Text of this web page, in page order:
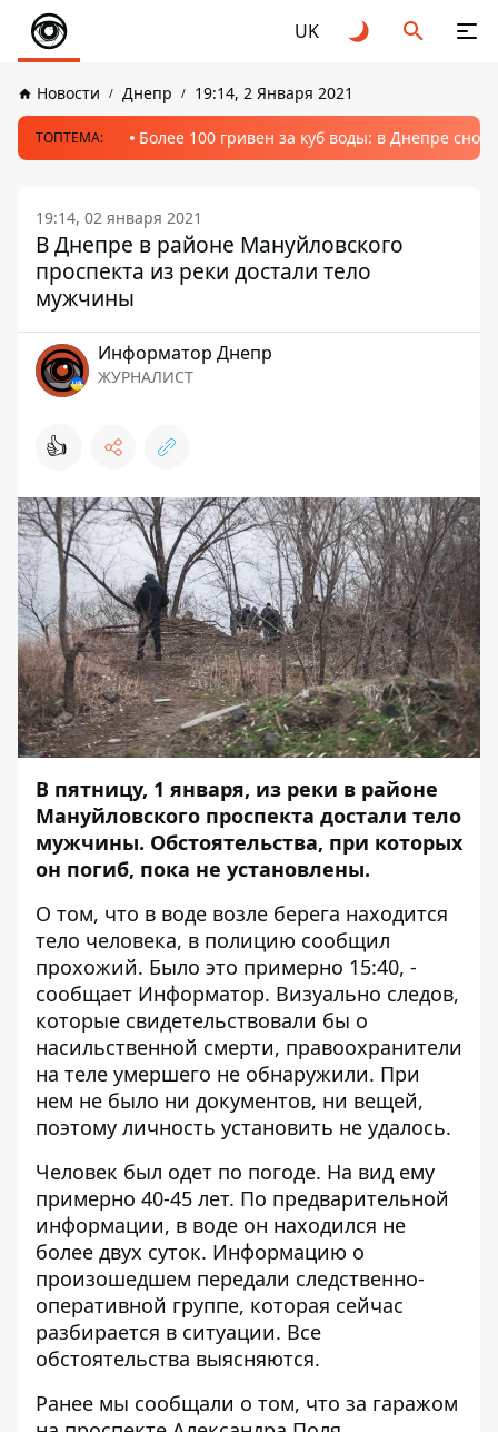
UK
Новости Днепр 19:14, 2 Января 2021
ТОПТЕМА: Более 100 гривен за куб воды: в Днепре
19:14, 02 января 2021
В Днепре в районе Мануйловского
проспекта из реки достали тело
мужчины
Информатор Днепр
ЖУРНАЛИСТ
👍
В пятницу, 1 января, из реки в районе
Мануйловского проспекта достали тело
мужчины. Обстоятельства, при которых
он погиб, пока не установлены.
О том, что в воде возле берега находится
тело человека, в полицию сообщил
прохожий. Было это примерно 15:40, -
сообщает Информатор. Визуально следов,
которые свидетельствовали бы о
насильственной смерти, правоохранители
на теле умершего не обнаружили. При
нем не было ни документов, ни вещей,
поэтому личность установить не удалось.
Человек был одет по погоде. На вид ему
примерно 40-45 лет. По предварительной
информации, в воде он находился не
более двух суток. Информацию о
произошедшем передали следственно-
оперативной группе, которая сейчас
разбирается в ситуации. Все
обстоятельства выясняются.
Ранее мы сообщали о том, что за гаражом